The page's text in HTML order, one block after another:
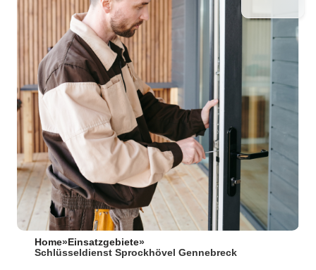
Home» Einsatzgebiete»
Schlüsseldienst Sprockhövel Gennebreck